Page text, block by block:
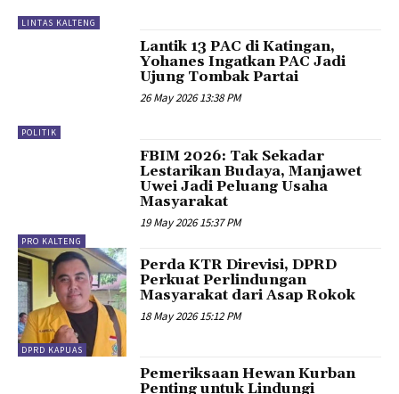
LINTAS KALTENG
POLITIK
Lantik 13 PAC di Katingan,
Yohanes Ingatkan PAC Jadi
Ujung Tombak Partai
26 May 2026 13:38 PM
PRO KALTENG
FBIM 2026: Tak Sekadar
Lestarikan Budaya, Manjawet
Uwei Jadi Peluang Usaha
Masyarakat
19 May 2026 15:37 PM
DPRD KAPUAS
Perda KTR Direvisi, DPRD
Perkuat Perlindungan
Masyarakat dari Asap Rokok
18 May 2026 15:12 PM
Pemeriksaan Hewan Kurban
Penting untuk Lindungi